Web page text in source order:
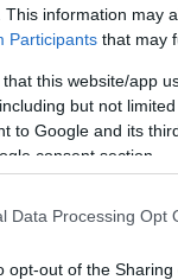
This information may
Participants that may
that this website/app
but not
to Google and its
consent section.
Data Processing Opt
opt-out of the Sharing
φόρουμ να